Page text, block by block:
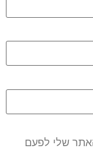
שלי לפעם